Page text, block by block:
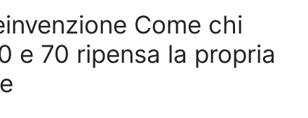
Come chi
e 70 ripensa la propria